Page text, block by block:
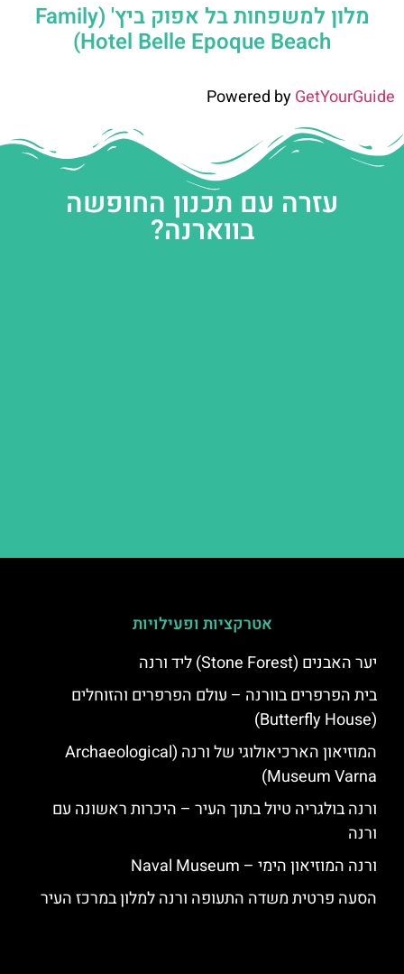
מלון למשפחות בל אפוק ביץ' (Family
Hotel Belle Epoque Beach)
Powered byGetYourGuide
עזרה עם תכנון החופשה
בווארנה?
אטרקציות ופעילויות
יער האבנים (Stone Forest) ליד ורנה
בית הפרפרים בוורנה – עולם הפרפרים והזוחלים
(Butterfly House)
המוזיאון הארכיאולוגי של ורנה (Archaeological
Museum Varna)
ורנה בולגריה טיול בתוך העיר – היכרות ראשונה עם
ורנה
ורנה המוזיאון הימי – Naval Museum
הסעה פרטית משדה התעופה ורנה למלון במרכז העיר